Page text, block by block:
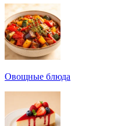
Овощные блюда